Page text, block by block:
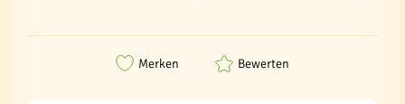
Merken Bewerten